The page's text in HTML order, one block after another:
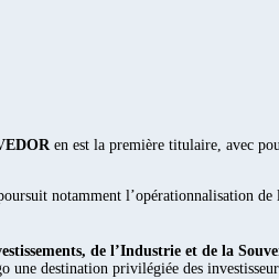
en est la première titulaire, avec
notamment l’opérationnalisation
de l’Industrie et de la
destination privilégiée des